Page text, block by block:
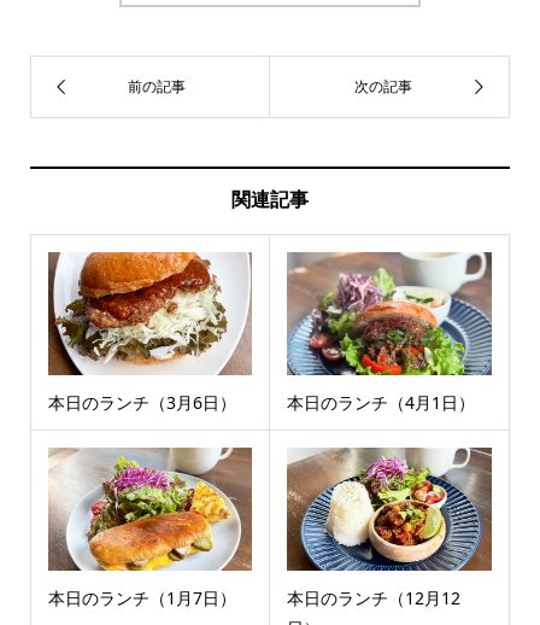
関連記事
本日のランチ（3月6日） 本日のランチ（4月1日）
本日のランチ（1月7日）
本日のランチ（12月12